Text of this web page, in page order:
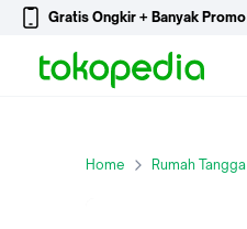
Gratis Ongkir + Banyak Promo
Home Rumah Tangga